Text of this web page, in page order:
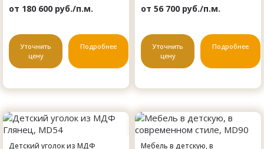
от 180 600 руб./п.м.
Уточнить
цену
Подробнее
от 56 700 руб./п.м.
Уточнить
цену
Подробнее
Детский уголок из МДФ
Мебель в детскую, в